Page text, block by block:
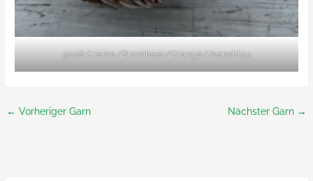
5008 Creme/Brombeer/Orange/Jeansblau
← Vorheriger Garn Nächster Garn →